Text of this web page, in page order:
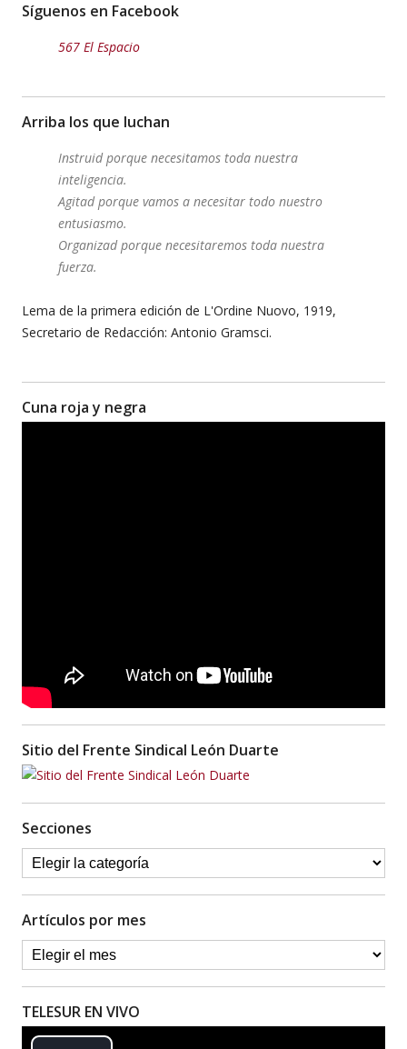
Síguenos en Facebook
567 El Espacio
Arriba los que luchan
Instruid porque necesitamos toda nuestra
inteligencia.
Agitad porque vamos a necesitar todo nuestro
entusiasmo.
Organizad porque necesitaremos toda nuestra
fuerza.
Lema de la primera edición de L'Ordine Nuovo, 1919,
Secretario de Redacción: Antonio Gramsci.
Cuna roja y negra
Sitio del Frente Sindical León Duarte
Secciones
Artículos por mes
TELESUR EN VIVO